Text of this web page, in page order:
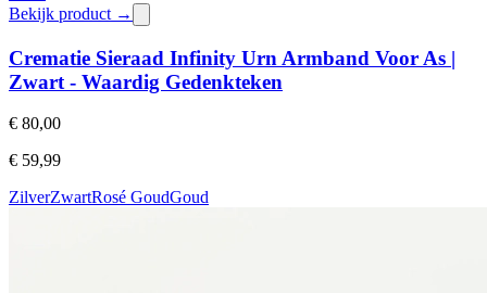
Bekijk product →
Crematie Sieraad Infinity Urn Armband Voor As |
Zwart - Waardig Gedenkteken
€ 80,00
€ 59,99
ZilverZwartRosé GoudGoud